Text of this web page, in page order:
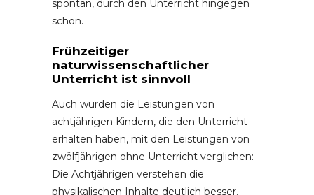
spontan, durch den Unterricht hingegen
schon.
Frühzeitiger
naturwissenschaftlicher
Unterricht ist sinnvoll
Auch wurden die Leistungen von
achtjährigen Kindern, die den Unterricht
erhalten haben, mit den Leistungen von
zwölfjährigen ohne Unterricht verglichen:
Die Achtjährigen verstehen die
physikalischen Inhalte deutlich besser.